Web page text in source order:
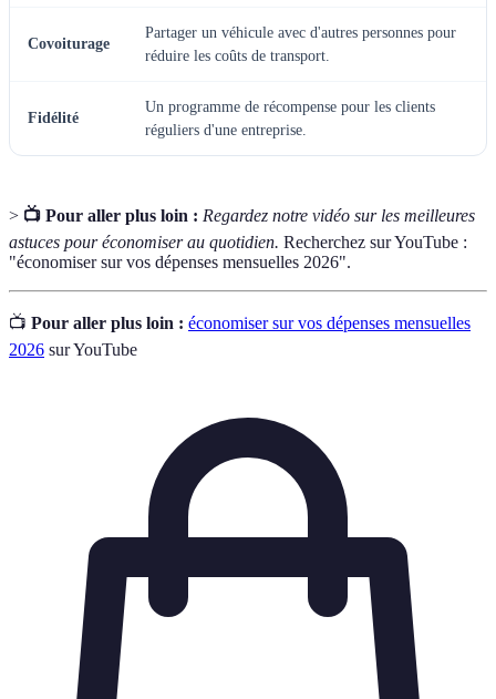
Covoiturage
Partager un véhicule avec d'autres personnes pour
réduire les coûts de transport.
Fidélité
Un programme de récompense pour les clients
réguliers d'une entreprise.
> 📺 Pour aller plus loin : Regardez notre vidéo sur les meilleures
astuces pour économiser au quotidien. Recherchez sur YouTube :
"économiser sur vos dépenses mensuelles 2026".
📺 Pour aller plus loin : économiser sur vos dépenses mensuelles
2026 sur YouTube